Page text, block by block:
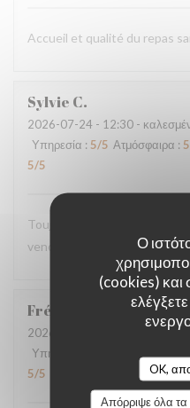
Ο
(cookies) και
OK,
Απόρριψε όλα
Accueil et qualité du repas
Sylvie C
2026-07-24 - 12:30 -
Υπηρεσία : 5/5 Ατμόσφαιρα : 5
5/5
Toujours aussi délicieux
venons.
Frédéric
2026-07-18
- 20:00 -
Υπηρεσία
5/5